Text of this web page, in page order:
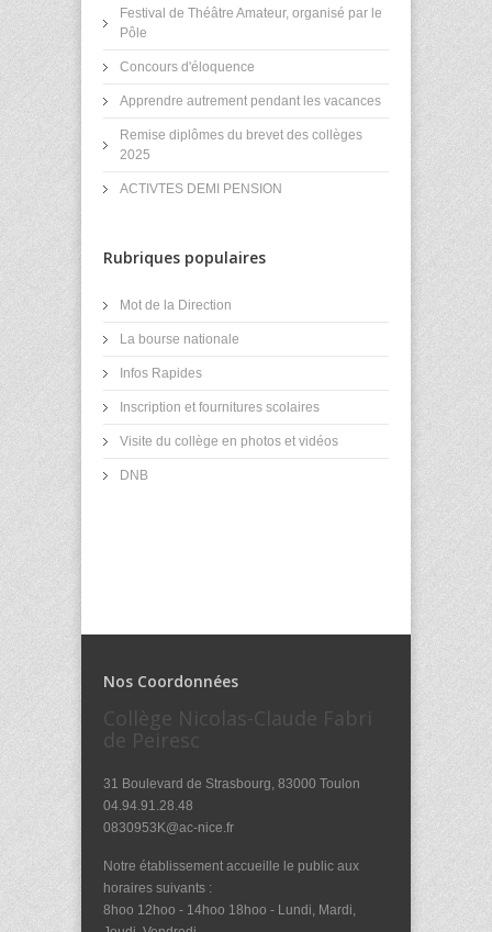
Festival de Théâtre Amateur, organisé par le
Pôle
Concours d'éloquence
Apprendre autrement pendant les vacances
Remise diplômes du brevet des collèges
2025
ACTIVTES DEMI PENSION
Rubriques populaires
Mot de la Direction
La bourse nationale
Infos Rapides
Inscription et fournitures scolaires
Visite du collège en photos et vidéos
DNB
Nos Coordonnées
Collège Nicolas-Claude Fabri
de Peiresc
31 Boulevard de Strasbourg, 83000 Toulon
04.94.91.28.48
0830953K@ac-nice.fr
Notre établissement accueille le public aux
horaires suivants :
8hoo 12hoo - 14hoo 18hoo - Lundi, Mardi,